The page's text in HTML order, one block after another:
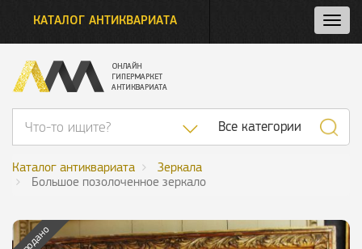
и
КАТАЛОГ АНТИКВАРИАТА
Список
Все категории
Каталог антиквариата
Зеркала
Большое позолоченное зеркало
Продано